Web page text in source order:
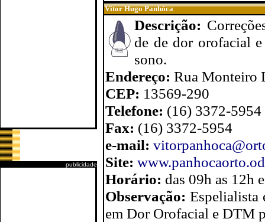
publicidade
Vitor Hugo Panhóca
Descrição:
de de dor orofacial
sono.
Endereço: Rua Monteiro
CEP: 13569-290
Telefone: (16) 3372-5954
Fax: (16) 3372-5954
e-mail:
Site:
Horário: das 09h as 12h
Observação:Espelialista
em Dor Orofacial e DTM